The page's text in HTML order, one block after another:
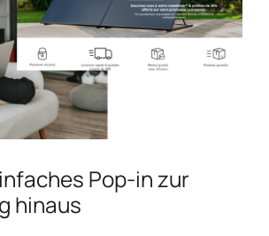
Pop-in zur
hinaus